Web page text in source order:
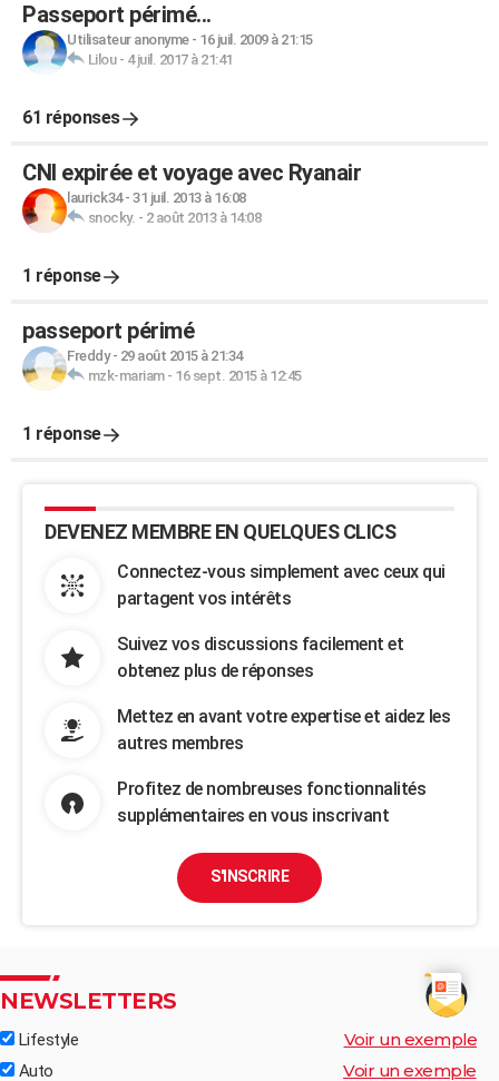
Passeport périmé...
Utilisateur anonyme- 16 juil. 2009 à 21:15
Lilou- 4 juil. 2017 à 21:41
61 réponses
CNI expirée et voyage avec Ryanair
laurick34- 31 juil. 2013 à 16:08
snocky. - 2 août 2013 à 14:08
1 réponse
passeport périmé
Freddy- 29 août 2015 à 21:34
mzk-mariam- 16 sept. 2015 à 12:45
1 réponse
DEVENEZ MEMBRE EN QUELQUES CLICS
Connectez-vous simplement avec ceux qui
partagent vos intérêts
Suivez vos discussions facilement et
obtenez plus de réponses
Mettez en avant votre expertise et aidez les
autres membres
Profitez de nombreuses fonctionnalités
supplémentaires en vous inscrivant
S'INSCRIRE
NEWSLETTERS
Lifestyle Voir un exemple
Auto Voir un exemple